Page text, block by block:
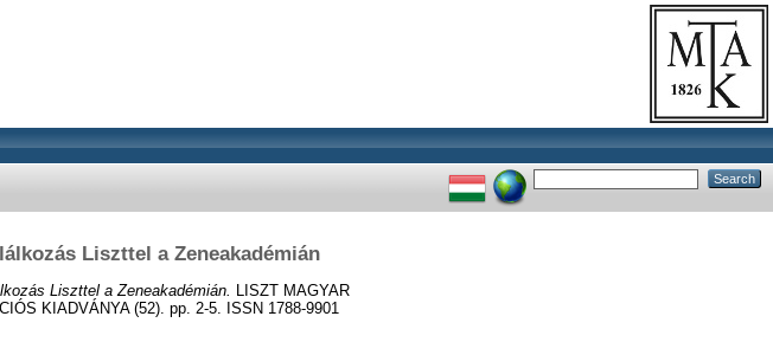
Liszttel a Zeneakadémián
Liszttel a Zeneakadémián. LISZT MAGYAR
KIADVÁNYA (52). pp. 2-5. ISSN 1788-9901